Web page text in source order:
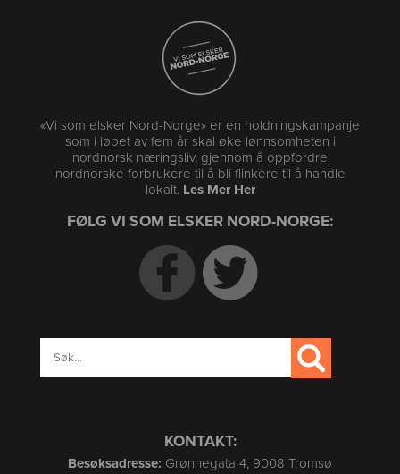
«Vi som elsker Nord-Norge» er en holdningskampanje
som i løpet av fem år skal øke lønnsomheten i
nordnorsk næringsliv, gjennom å oppfordre
nordnorske forbrukere til å bli flinkere til å handle
lokalt. Les Mer Her
FØLG VI SOM ELSKER NORD-NORGE:
KONTAKT:
Besøksadresse: Grønnegata 4, 9008 Tromsø